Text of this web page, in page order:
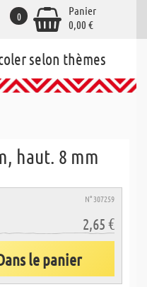
Panier
0,00 €
0
selon thèmes
haut. 8 mm
N° 307259
2,65 €
le panier